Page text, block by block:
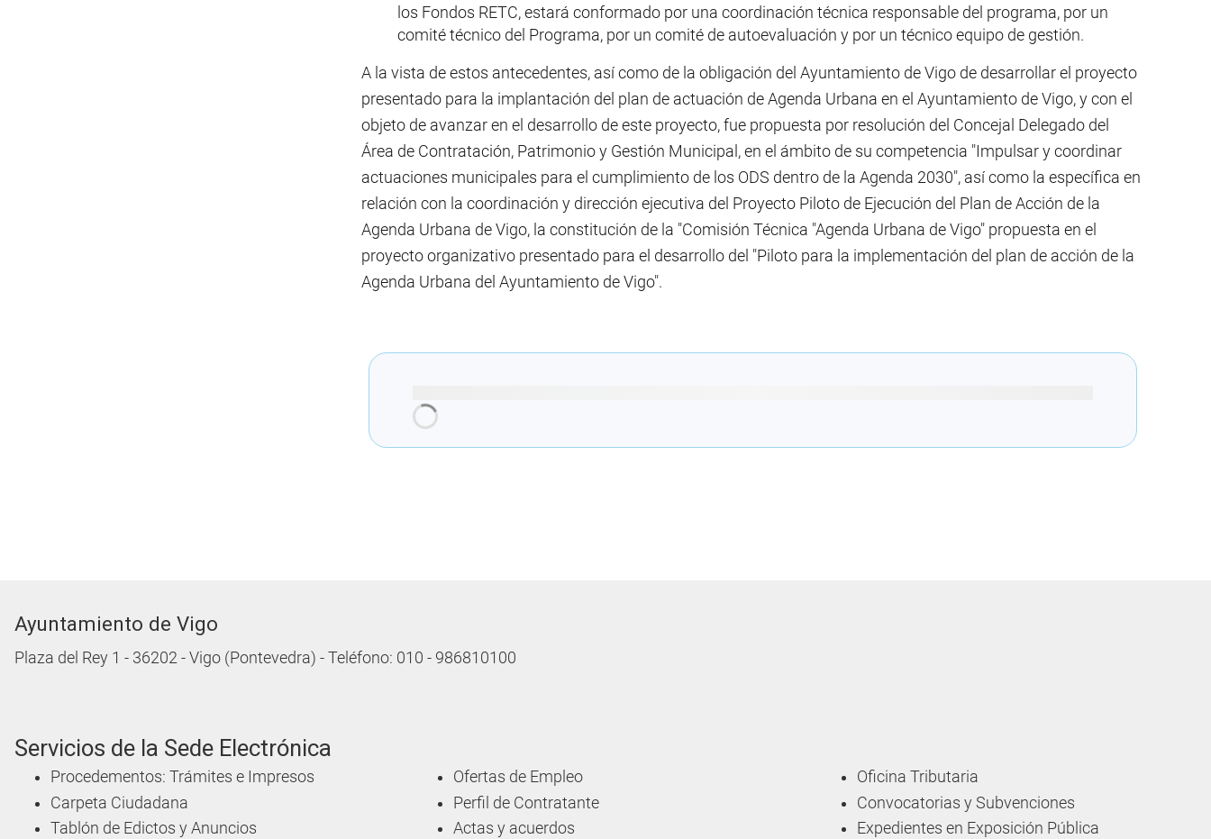
los Fondos RETC, estará conformado por una coordinación técnica responsable del programa, por un
comité técnico del Programa, por un comité de autoevaluación y por un técnico equipo de gestión.
A la vista de estos antecedentes, así como de la obligación del Ayuntamiento de Vigo de desarrollar el proyecto
presentado para la implantación del plan de actuación de Agenda Urbana en el Ayuntamiento de Vigo, y con el
objeto de avanzar en el desarrollo de este proyecto, fue propuesta por resolución del Concejal Delegado del
Área de Contratación, Patrimonio y Gestión Municipal, en el ámbito de su competencia "Impulsar y coordinar
actuaciones municipales para el cumplimiento de los ODS dentro de la Agenda 2030", así como la específica en
relación con la coordinación y dirección ejecutiva del Proyecto Piloto de Ejecución del Plan de Acción de la
Agenda Urbana de Vigo, la constitución de la "Comisión Técnica "Agenda Urbana de Vigo" propuesta en el
proyecto organizativo presentado para el desarrollo del "Piloto para la implementación del plan de acción de la
Agenda Urbana del Ayuntamiento de Vigo".
Cargando recomendaciones
Ayuntamiento de Vigo
Plaza del Rey 1 - 36202 - Vigo (Pontevedra) - Teléfono: 010 - 986810100
Servicios de la Sede Electrónica
Procedementos: Trámites e Impresos
Carpeta Ciudadana
Tablón de Edictos y Anuncios
Ofertas de Empleo
Perfil de Contratante
Actas y acuerdos
Oficina Tributaria
Convocatorias y Subvenciones
Expedientes en Exposición Pública